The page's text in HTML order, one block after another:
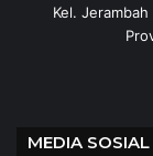
Kel.
MEDIA SOSIAL